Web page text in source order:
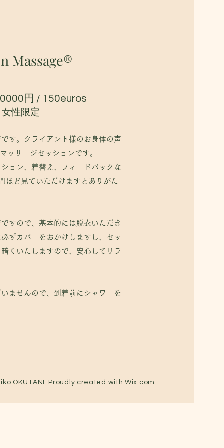
Massage®
円 / 150euros
​女性限定
す。クライアント様のお身体の声
ッサージセッションです。
ョン、着替え、フィードバックな
ほど見ていただけますとありがた
すので、基本的には脱衣いただき
ずカバーをおかけしますし、セッ
くいたしますので、安心してリラ
ませんので、到着前にシャワーを
OKUTANI. Proudly created withWix.com